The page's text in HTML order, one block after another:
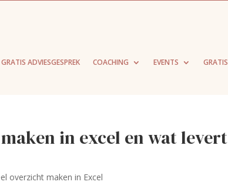
GRATIS ADVIESGESPREK COACHING EVENTS GRATIS
in excel en wat levert
overzicht maken in Excel